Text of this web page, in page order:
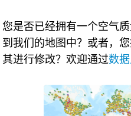
您是否已经拥有一个空气
到我们的地图中？或者，
其进行修改？欢迎通过数